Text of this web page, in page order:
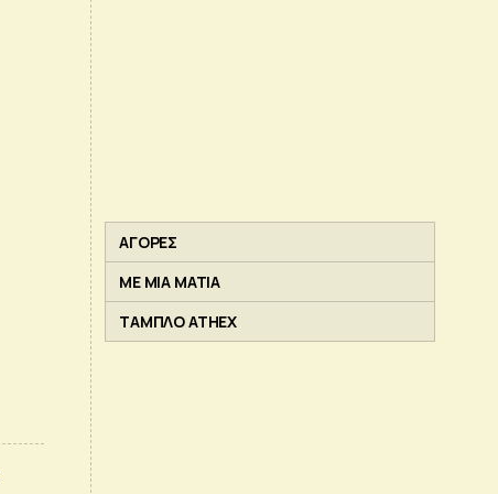
ΑΓΟΡΕΣ
ΜΕ ΜΙΑ ΜΑΤΙΑ
ΤΑΜΠΛΟ ATHEX